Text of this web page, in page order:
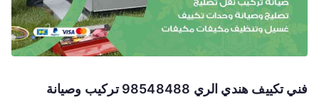
فني تكييف هندي الري 98548488 تركيب وصيانة